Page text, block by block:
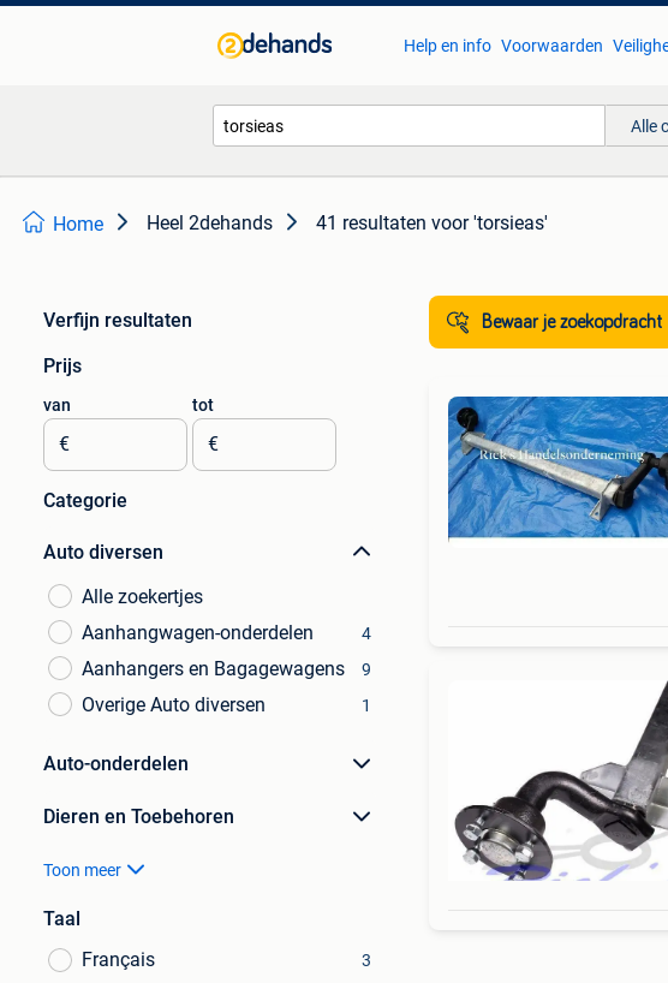
Help en info Voorwaarden
Alle
Home Heel 2dehands 41 resultaten voor 'torsieas'
Verfijn resultaten
Prijs
van
€
tot
€
Categorie
Auto diversen
Alle zoekertjes
Aanhangwagen-onderdelen
4
Aanhangers en Bagagewagens 9
Overige Auto diversen 1
Auto-onderdelen
Dieren en Toebehoren
Toon meer
Taal
Français
3
Bewaar je zoekopdracht